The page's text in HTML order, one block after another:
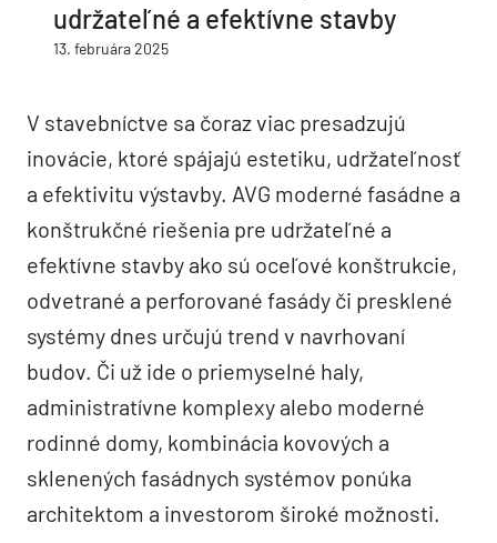
udržateľné a efektívne stavby
13. februára 2025
V stavebníctve sa čoraz viac presadzujú
inovácie, ktoré spájajú estetiku, udržateľnosť
a efektivitu výstavby. AVG moderné fasádne a
konštrukčné riešenia pre udržateľné a
efektívne stavby ako sú oceľové konštrukcie,
odvetrané a perforované fasády či presklené
systémy dnes určujú trend v navrhovaní
budov. Či už ide o priemyselné haly,
administratívne komplexy alebo moderné
rodinné domy, kombinácia kovových a
sklenených fasádnych systémov ponúka
architektom a investorom široké možnosti.